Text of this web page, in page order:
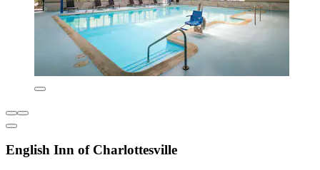
English Inn of Charlottesville